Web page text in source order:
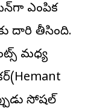
ఎంపిక
దారి తీసింది.
మధ్య
సోషల్